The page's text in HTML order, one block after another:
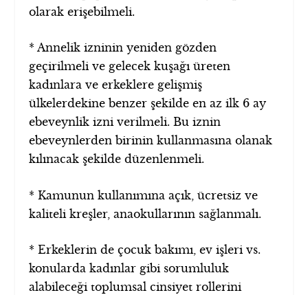
olarak erişebilmeli.
* Annelik izninin yeniden gözden
geçirilmeli ve gelecek kuşağı üreten
kadınlara ve erkeklere gelişmiş
ülkelerdekine benzer şekilde en az ilk 6 ay
ebeveynlik izni verilmeli. Bu iznin
ebeveynlerden birinin kullanmasına olanak
kılınacak şekilde düzenlenmeli.
* Kamunun kullanımına açık, ücretsiz ve
kaliteli kreşler, anaokullarının sağlanmalı.
* Erkeklerin de çocuk bakımı, ev işleri vs.
konularda kadınlar gibi sorumluluk
alabileceği toplumsal cinsiyet rollerini